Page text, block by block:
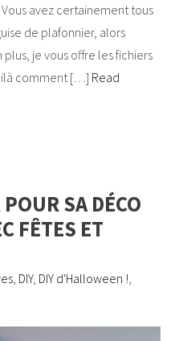
avez certainement tous
de plafonnier, alors
je vous offre les fichiers
comment […] Read
SA DÉCO
FÊTES ET
DIY, DIY d'Halloween !